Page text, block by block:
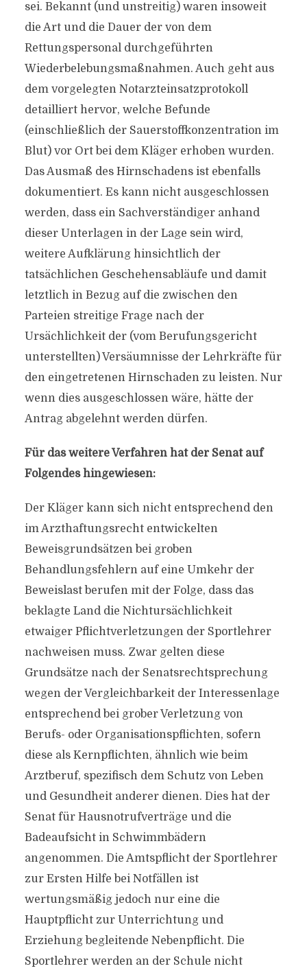
sei. Bekannt (und unstreitig) waren insoweit
die Art und die Dauer der von dem
Rettungspersonal durchgeführten
Wiederbelebungsmaßnahmen. Auch geht aus
dem vorgelegten Notarzteinsatzprotokoll
detailliert hervor, welche Befunde
(einschließlich der Sauerstoffkonzentration im
Blut) vor Ort bei dem Kläger erhoben wurden.
Das Ausmaß des Hirnschadens ist ebenfalls
dokumentiert. Es kann nicht ausgeschlossen
werden, dass ein Sachverständiger anhand
dieser Unterlagen in der Lage sein wird,
weitere Aufklärung hinsichtlich der
tatsächlichen Geschehensabläufe und damit
letztlich in Bezug auf die zwischen den
Parteien streitige Frage nach der
Ursächlichkeit der (vom Berufungsgericht
unterstellten) Versäumnisse der Lehrkräfte für
den eingetretenen Hirnschaden zu leisten. Nur
wenn dies ausgeschlossen wäre, hätte der
Antrag abgelehnt werden dürfen.
Für das weitere Verfahren hat der Senat auf
Folgendes hingewiesen:
Der Kläger kann sich nicht entsprechend den
im Arzthaftungsrecht entwickelten
Beweisgrundsätzen bei groben
Behandlungsfehlern auf eine Umkehr der
Beweislast berufen mit der Folge, dass das
beklagte Land die Nichtursächlichkeit
etwaiger Pflichtverletzungen der Sportlehrer
nachweisen muss. Zwar gelten diese
Grundsätze nach der Senatsrechtsprechung
wegen der Vergleichbarkeit der Interessenlage
entsprechend bei grober Verletzung von
Berufs- oder Organisationspflichten, sofern
diese als Kernpflichten, ähnlich wie beim
Arztberuf, spezifisch dem Schutz von Leben
und Gesundheit anderer dienen. Dies hat der
Senat für Hausnotrufverträge und die
Badeaufsicht in Schwimmbädern
angenommen. Die Amtspflicht der Sportlehrer
zur Ersten Hilfe bei Notfällen ist
wertungsmäßig jedoch nur eine die
Hauptpflicht zur Unterrichtung und
Erziehung begleitende Nebenpflicht. Die
Sportlehrer werden an der Schule nicht